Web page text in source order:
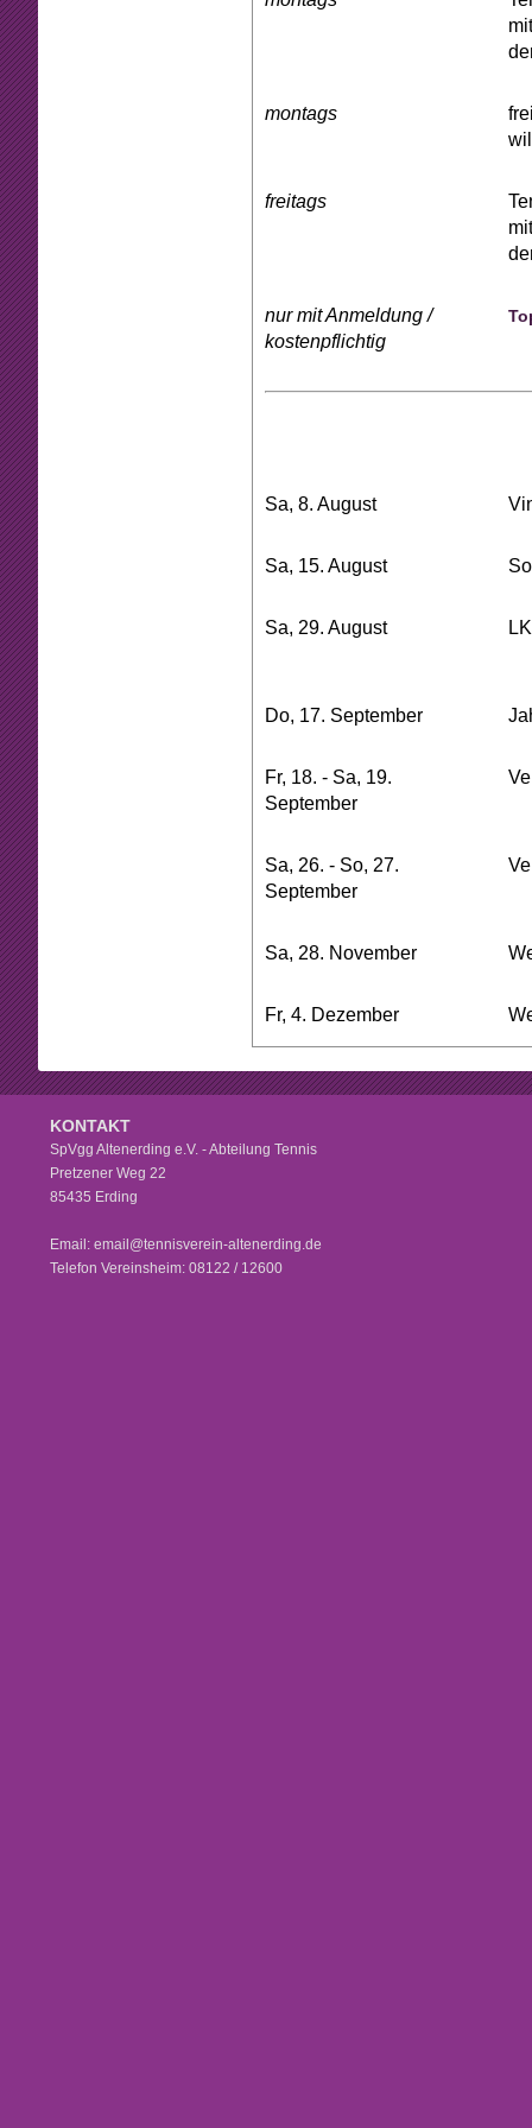
Beschlüsse
Sponsoring
montags
freitags
nur mit Anmeldung /
kostenpflichtig
Sa, 8. August
Sa, 15. August
Sa, 29. August
Do, 17. September
Fr, 18. - Sa, 19.
September
Sa, 26. - So, 27.
September
Sa, 28. November
Fr, 4. Dezember
KONTAKT
SpVgg Altenerding e.V. - Abteilung Tennis
Pretzener Weg 22
85435 Erding
Email: email@tennisverein-altenerding.de
Telefon Vereinsheim: 08122 / 12600